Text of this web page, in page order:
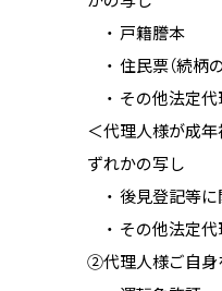
戸籍謄本
住民票（続柄
その他法定
＜代理人様が成
ずれかの写し
後見登記等
その他法定
②代理人様ご自身